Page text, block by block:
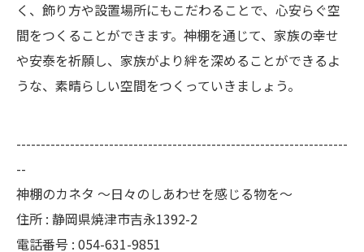
く、飾り方や設置場所にもこだわることで、心安らぐ空
間をつくることができます。神棚を通じて、家族の幸せ
や安泰を祈願し、家族がより絆を深めることができるよ
うな、素晴らしい空間をつくっていきましょう。
--------------------------------------------------------------------
--
神棚のカネタ ～日々のしあわせを感じる物を～
住所 : 静岡県焼津市吉永1392-2
電話番号 : 054-631-9851